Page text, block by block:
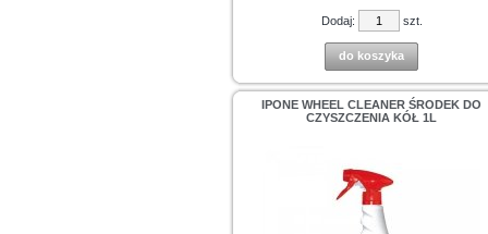
Dodaj: szt.
do koszyka
IPONE WHEEL CLEANER ŚRODEK DO
CZYSZCZENIA KÓŁ 1L